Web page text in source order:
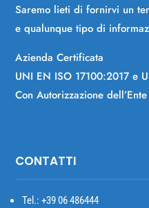
Saremo lieti di fornirvi un
e qualunque tipo di
Azienda Certificata
UNI EN ISO 17100:2017 e
Con Autorizzazione
CONTATTI
Tel.: +3906 486444